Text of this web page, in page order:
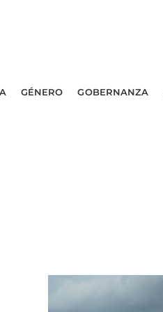
GÉNERO GOBERNANZA